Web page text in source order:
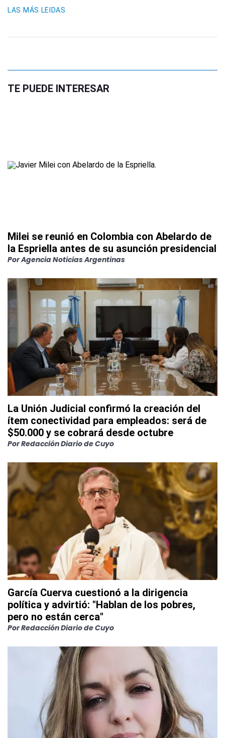
LAS MÁS LEIDAS
TE PUEDE INTERESAR
Milei se reunió en Colombia con Abelardo de
la Espriella antes de su asunción presidencial
PorAgencia Noticias Argentinas
La Unión Judicial confirmó la creación del
ítem conectividad para empleados: será de
$50.000 y se cobrará desde octubre
PorRedacción Diario de Cuyo
García Cuerva cuestionó a la dirigencia
política y advirtió: "Hablan de los pobres,
pero no están cerca"
PorRedacción Diario de Cuyo